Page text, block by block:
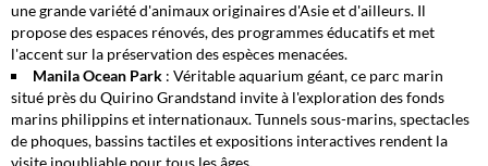
une grande variété d'animaux originaires d'Asie et d'ailleurs. Il
propose des espaces rénovés, des programmes éducatifs et met
l'accent sur la préservation des espèces menacées.
Manila Ocean Park : Véritable aquarium géant, ce parc marin
situé près du Quirino Grandstand invite à l'exploration des fonds
marins philippins et internationaux. Tunnels sous-marins, spectacles
de phoques, bassins tactiles et expositions interactives rendent la